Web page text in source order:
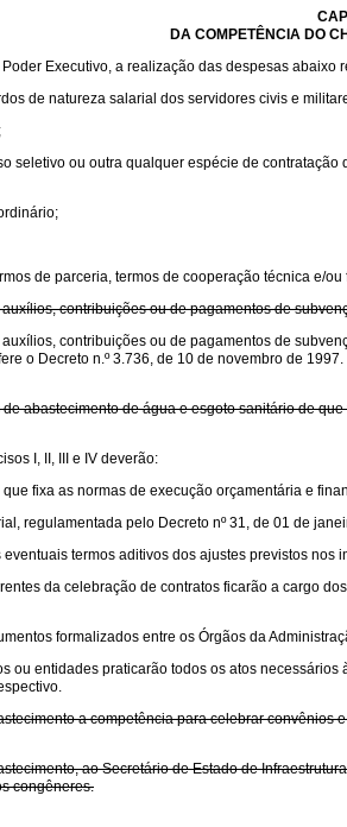
DA COMPETÊNCIA DO
Executivo, a realização das despesas
de natureza salarial dos servidores civis e
seletivo ou outra qualquer espécie de
de parceria, termos de cooperação técnica e/
contribuições ou de pagamentos de
contribuições ou de pagamentos de
o Decreto n.º 3.736, de 10 de novembro de 1997.
abastecimento de água e esgoto sanitário de
I, II, III e IV deverão:
fixa as normas de execução orçamentária e
regulamentada pelo Decreto nº 31, de 01 de
termos aditivos dos ajustes previstos
da celebração de contratos ficarão a cargo
formalizados entre os Órgãos da
ou entidades praticarão todos os atos
a competência para celebrar convênios
ao Secretário de Estado de
congêneres.